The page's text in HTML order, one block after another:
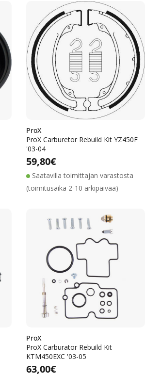
ProX
ProX Carburetor Rebuild Kit YZ450F
'03-04
Normaalihinta
59,80€
Saatavilla toimittajan varastosta
(toimitusaika 2-10 arkipäivää)
ProX
ProX Carburator Rebuild Kit
KTM450EXC '03-05
Normaalihinta
63,00€